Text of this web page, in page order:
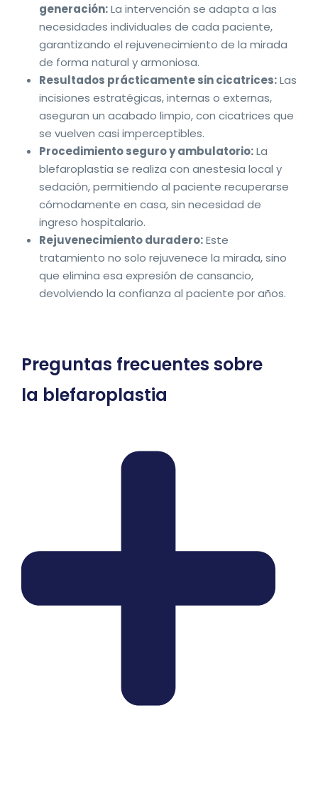
generación:La intervención se adapta a las
necesidades individuales de cada paciente,
garantizando el rejuvenecimiento de la mirada
de forma natural y armoniosa.
Resultados prácticamente sin cicatrices:Las
incisiones estratégicas, internas o externas,
aseguran un acabado limpio, con cicatrices que
se vuelven casi imperceptibles.
Procedimiento seguro y ambulatorio:La
blefaroplastia se realiza con anestesia local y
sedación, permitiendo al paciente recuperarse
cómodamente en casa, sin necesidad de
ingreso hospitalario.
Rejuvenecimiento duradero:Este
tratamiento no solo rejuvenece la mirada, sino
que elimina esa expresión de cansancio,
devolviendo la confianza al paciente por años.
Preguntas frecuentes sobre
la blefaroplastia